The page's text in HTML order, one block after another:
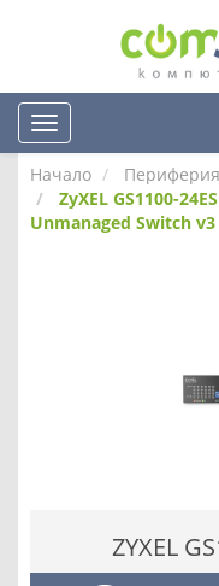
Начало Периферия
ZyXEL GS1100-
Unmanaged Switch v3
ZYXEL